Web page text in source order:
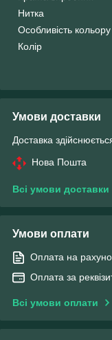
Нитка
Особливість
Колір
Умови доставки
Доставка
Нова Пошта
Всі умови доставки
Умови оплати
Оплата на
Оплата за
Всі умови оплати